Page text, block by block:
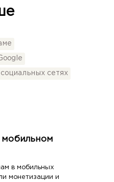
сетях
мобильном
в мобильных
монетизации и